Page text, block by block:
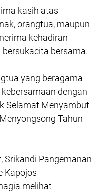
kasih atas
orangtua, maupun
kehadiran
bersama.
yang beragama
dengan
Selamat Menyambut
Tahun
Srikandi Pangemanan
Kapojos
melihat